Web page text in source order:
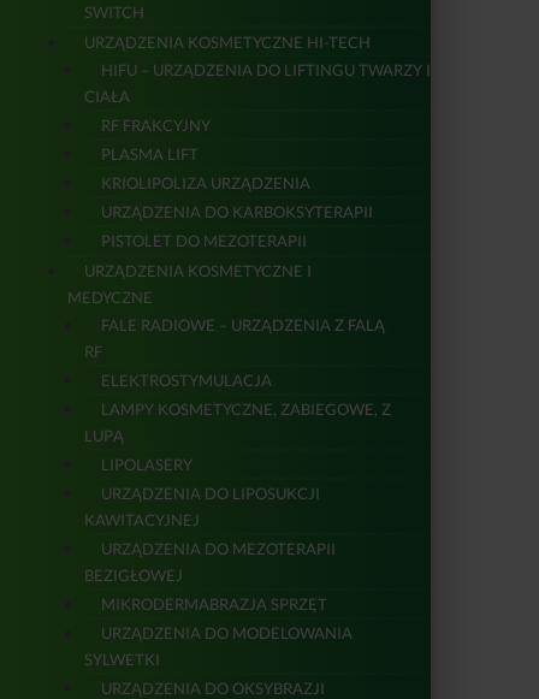
SWITCH
URZĄDZENIA KOSMETYCZNE HI-TECH
HIFU – URZĄDZENIA DO LIFTINGU TWARZY I
CIAŁA
RF FRAKCYJNY
PLASMA LIFT
KRIOLIPOLIZA URZĄDZENIA
URZĄDZENIA DO KARBOKSYTERAPII
PISTOLET DO MEZOTERAPII
URZĄDZENIA KOSMETYCZNE I
MEDYCZNE
FALE RADIOWE – URZĄDZENIA Z FALĄ
RF
ELEKTROSTYMULACJA
LAMPY KOSMETYCZNE, ZABIEGOWE, Z
LUPĄ
LIPOLASERY
URZĄDZENIA DO LIPOSUKCJI
KAWITACYJNEJ
URZĄDZENIA DO MEZOTERAPII
BEZIGŁOWEJ
MIKRODERMABRAZJA SPRZĘT
URZĄDZENIA DO MODELOWANIA
SYLWETKI
URZĄDZENIA DO OKSYBRAZJI